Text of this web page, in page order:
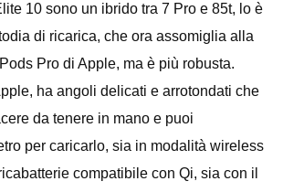
10 sono un ibrido tra 7 Pro e 85t, lo è
di ricarica, che ora assomiglia alla
Pro di Apple, ma è più robusta.
ha angoli delicati e arrotondati che
da tenere in mano e puoi
per caricarlo, sia in modalità wireless
compatibile con Qi, sia con il